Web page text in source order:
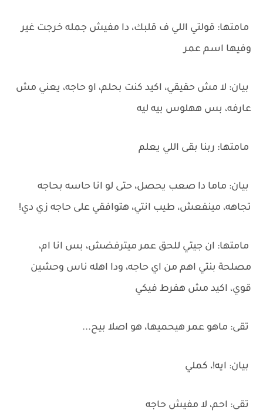
‏مامتها: قولتي اللي ف قلبك، دا مفيش جمله خرجت غير
وفيها اسم عمر
‏بيان: لا مش حقيقي، اكيد كنت بحلم، او حاجه، يعني مش
عارفه، بس ههلوس بيه ليه
‏مامتها: ربنا بقى اللي يعلم
‏بيان: ماما دا صعب يحصل، حتى لو انا حاسه بحاجه
تجاهه، مينفعش، طيب انتي، هتوافقي على حاجه زي دي!
‏مامتها: ان جيتي للحق عمر ميترفضش، بس انا ام،
مصلحة بنتي اهم من اي حاجه، ودا اهله ناس وحشين
قوي، اكيد مش هفرط فيكي
‏تقى: ماهو عمر هيحميها، هو اصلا بيح...
‏بيان: ايه!، كملي
‏تقى: احم، لا مفيش حاجه